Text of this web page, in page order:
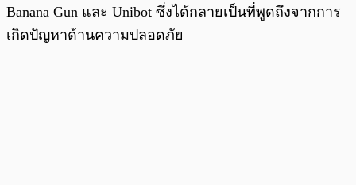
Banana Gun และ Unibot ซึ่งได้กลายเป็นที่พูดถึงจากการ
เกิดปัญหาด้านความปลอดภัย